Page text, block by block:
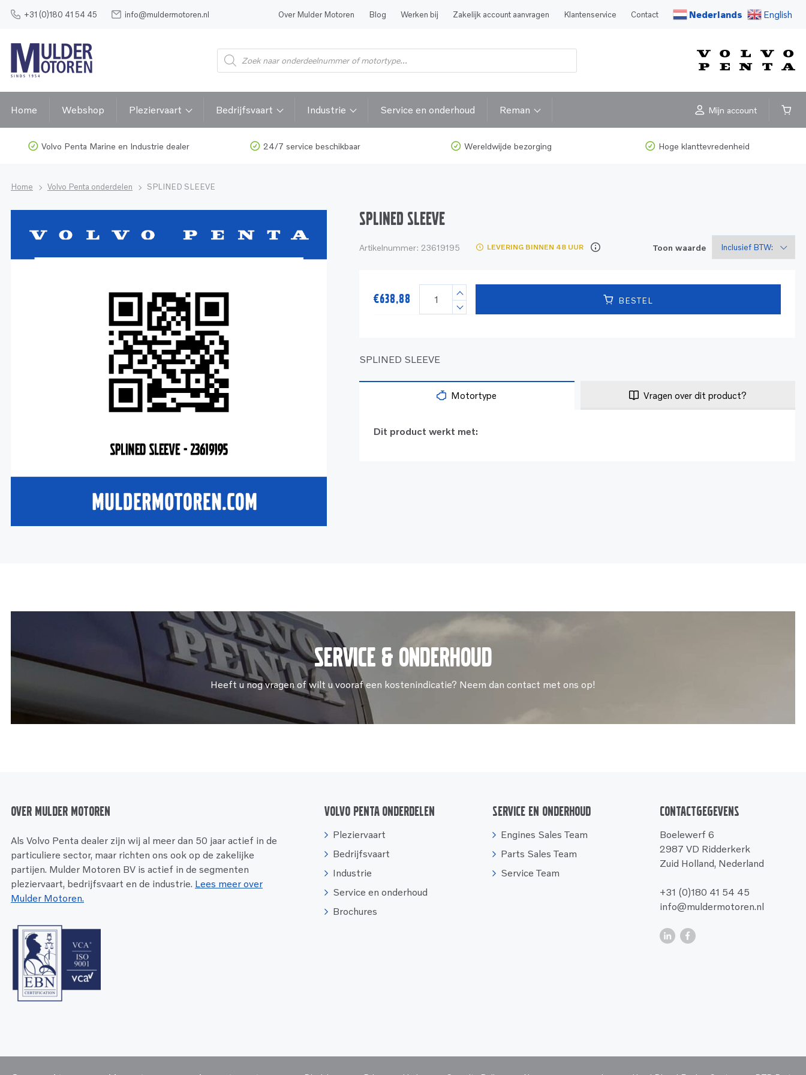
+31 (0)180 41 54 45 info@muldermotoren.nl Over Mulder Motoren Blog Werken bij Zakelijk account aanvragen Klantenservice Contact Nederlands English
Home Webshop Pleziervaart Bedrijfsvaart Industrie Service en onderhoud Reman Mijn account
Volvo Penta Marine en Industrie dealer 24/7 service beschikbaar Wereldwijde bezorging Hoge klanttevredenheid
Home Volvo Penta onderdelen SPLINED SLEEVE
SPLINED SLEEVE
Artikelnummer: 23619195 LEVERING BINNEN 48 UUR Toon waarde
€638,88 BESTEL
SPLINED SLEEVE
Motortype Vragen over dit product?
Dit product werkt met:
Service & onderhoud
Heeft u nog vragen of wilt u vooraf een kostenindicatie? Neem dan contact met ons op!
Over Mulder Motoren
Als Volvo Penta dealer zijn wij al meer dan 50 jaar actief in de
particuliere sector, maar richten ons ook op de zakelijke
partijen. Mulder Motoren BV is actief in de segmenten
pleziervaart, bedrijfsvaart en de industrie. Lees meer over
Mulder Motoren.
Volvo Penta onderdelen
Pleziervaart
Bedrijfsvaart
Industrie
Service en onderhoud
Brochures
Service en onderhoud
Engines Sales Team
Parts Sales Team
Service Team
Contactgegevens
Boelewerf 6
2987 VD Ridderkerk
Zuid Holland, Nederland
+31 (0)180 41 54 45
info@muldermotoren.nl